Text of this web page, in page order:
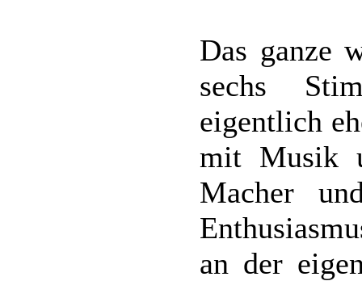
Das ganze
sechs
eigentlich
mit Musik
Macher
an der